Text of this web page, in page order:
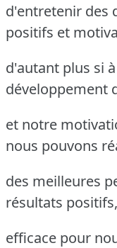
d'entretenir des
positifs et
d'autant plus si
développement
et notre
nous pouvons
des meilleures
résultats
efficace pour